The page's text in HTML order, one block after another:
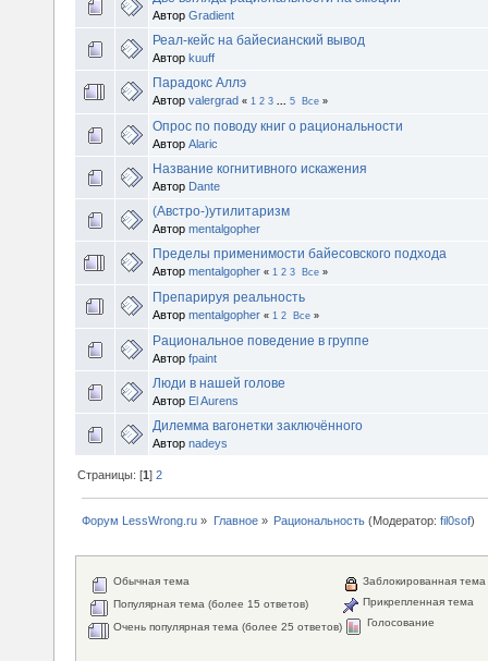
Автор Gradient
Реал-кейс на байесианский вывод
Автор kuuff
Парадокс Аллэ
Автор valergrad « 1 2 3 5 Все »
Опрос по поводу книг о рациональности
Автор Alaric
Название когнитивного искажения
Автор Dante
(Австро-)утилитаризм
Автор mentalgopher
Пределы применимости байесовского подхода
Автор mentalgopher « 1 2 3 Все »
Препарируя реальность
Автор mentalgopher « 1 2 Все »
Рациональное поведение в группе
Автор fpaint
Люди в нашей голове
Автор El Aurens
Дилемма вагонетки заключённого
Автор nadeys
Страницы: [1]2
Форум LessWrong.ru » Главное» Рациональность(Модератор: fil0sof)
Обычная тема
Популярная тема (более 15 ответов)
Очень популярная тема (более 25 ответов)
Заблокированная тема
Прикрепленная тема
Голосование